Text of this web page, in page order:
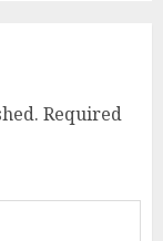
Required